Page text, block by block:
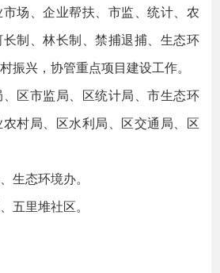
、企业帮扶、市监、统计、农
制、林长制、禁捕退捕、生态环
振兴，协管重点项目建设工作。
区市监局、区统计局、市生态环
村局、区水利局、区交通局、区
态环境办。
里堆社区。